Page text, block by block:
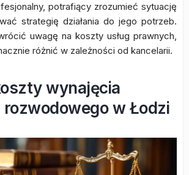
potrafiący zrozumieć sytuację
strategię działania do jego potrzeb.
uwagę na koszty usług prawnych,
różnić w zależności od kancelarii.
wynajęcia
w Łodzi